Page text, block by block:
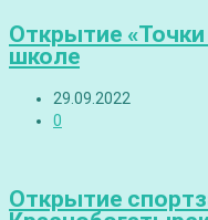
Открытие
школе
29.09.2022
0
Открытие